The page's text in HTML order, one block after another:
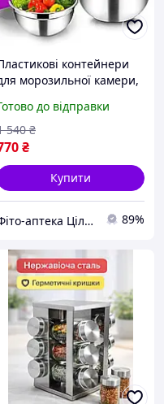
контейнери
морозильної камери,
продуктів
кухні DG-58
до відправки
₴
540 ₴
Купити
Фіто-аптека Цілюще джерело 89%